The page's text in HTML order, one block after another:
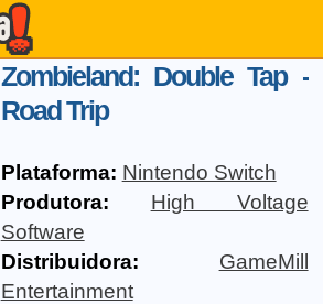
Zombieland: Double Tap -
Road Trip
Plataforma: Nintendo Switch
Produtora:
High Voltage
Software
Distribuidora:
GameMill
Entertainment